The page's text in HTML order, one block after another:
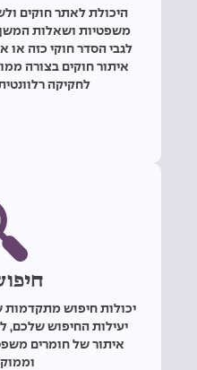
היכולת לאתר חוקים
משפטיות ושאלות
לגבי הסדר חוקי כזה או
איתור חוקים בצורה
לחקיקה
יכולות חיפוש
יעילות החיפוש שלכם,
איתור של חומרים